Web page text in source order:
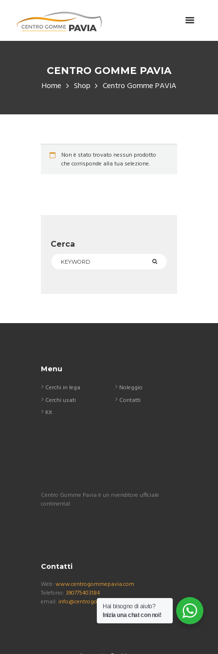
CENTRO GOMME PAVIA
Home Shop Centro Gomme PAVIA
Non è stato trovato nessun prodotto
che corrisponde alla tua selezione.
Cerca
Menu
Cerchi in lega
Cerchi usati
Kit
Noleggio
Contatti
Centro Gomme Pavia è un rivenditore ufficiale
continental
Contatti
Web: www.centrogommepavia.com
Telefono: 390775403184
email: info@centrogommepavia.com
Hai bisogno di aiuto?
Inizia una chat con noi!